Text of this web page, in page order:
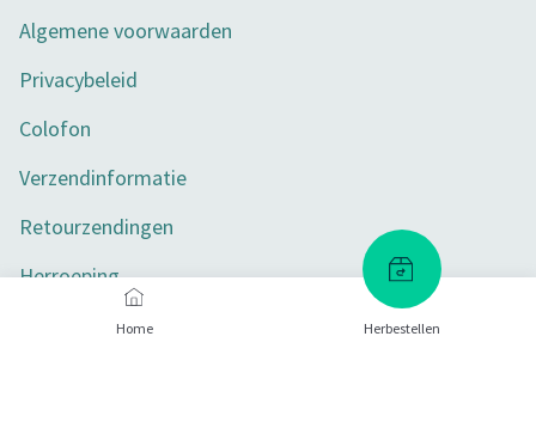
Home Herbestellen
Algemene voorwaarden
Privacybeleid
Colofon
Verzendinformatie
Retourzendingen
Herroeping
Toegankelijkheid